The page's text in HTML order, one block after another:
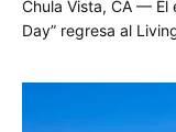
Chula Vista, CA — El
Day” regresa al